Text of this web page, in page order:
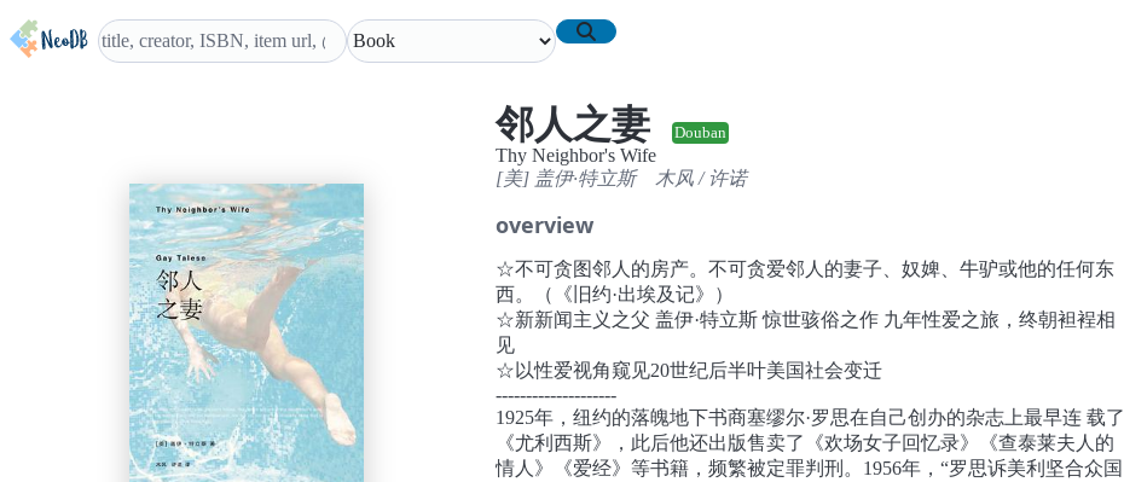
邻人之妻
Douban
Thy Neighbor's Wife
[美] 盖伊·特立斯
木风/ 许诺
overview
☆不可贪图邻人的房产。不可贪爱邻人的妻子、奴婢、牛驴或他的任何东
西。（《旧约·出埃及记》）
☆新新闻主义之父 盖伊·特立斯 惊世骇俗之作 九年性爱之旅，终朝袒裎相
见
☆以性爱视角窥见20世纪后半叶美国社会变迁
--------------------
1925年，纽约的落魄地下书商塞缪尔·罗思在自己创办的杂志上最早连 载了
《尤利西斯》，此后他还出版售卖了《欢场女子回忆录》《查泰莱夫人的
情人》《爱经》等书籍，频繁被定罪判刑。1956年，“罗思诉美利坚合众国